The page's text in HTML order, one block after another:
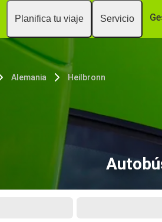
Planifica tu viaje Servicio
Alemania Heilbronn